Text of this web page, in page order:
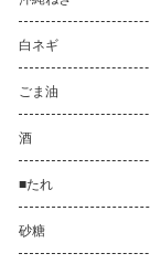
白ネギ
ごま油
酒
■たれ
砂糖